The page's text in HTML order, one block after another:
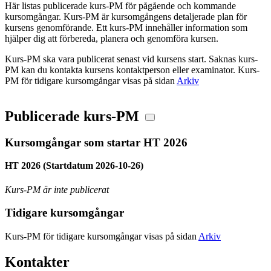
Här listas publicerade kurs-PM för pågående och kommande
kursomgångar. Kurs-PM är kursomgångens detaljerade plan för
kursens genomförande. Ett kurs-PM innehåller information som
hjälper dig att förbereda, planera och genomföra kursen.
Kurs-PM ska vara publicerat senast vid kursens start. Saknas kurs-
PM kan du kontakta kursens kontaktperson eller examinator. Kurs-
PM för tidigare kursomgångar visas på sidan Arkiv
Publicerade kurs-PM
Kursomgångar som startar HT 2026
HT 2026 (Startdatum 2026-10-26)
Kurs-PM är inte publicerat
Tidigare kursomgångar
Kurs-PM för tidigare kursomgångar visas på sidan Arkiv
Kontakter